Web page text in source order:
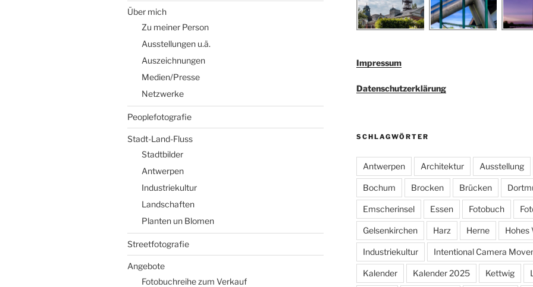
Über mich
Zu meiner Person
Ausstellungen u.ä.
Auszeichnungen
Medien/Presse
Netzwerke
Peoplefotografie
Stadt-Land-Fluss
Stadtbilder
Antwerpen
Industriekultur
Landschaften
Planten un Blomen
Streetfotografie
Angebote
Fotobuchreihe zum Verkauf
Impressum
Datenschutzerklärung
SCHLAGWÖRTER
Antwerpen Architektur Ausstellung
Bochum Brocken Brücken
Emscherinsel Essen Fotobuch
Gelsenkirchen Harz Herne Hohes
Industriekultur Intentional Camera
Kalender Kalender 2025 Kettwig